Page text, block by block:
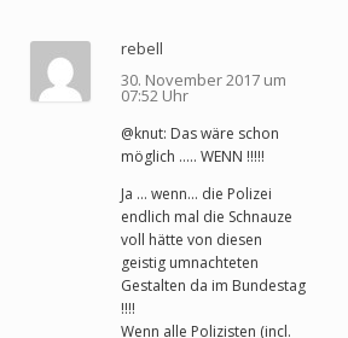
rebell
30. November 2017 um
07:52 Uhr
@knut: Das wäre schon
möglich ….. WENN !!!!!
Ja … wenn… die Polizei
endlich mal die Schnauze
voll hätte von diesen
geistig umnachteten
Gestalten da im Bundestag
!!!!
Wenn alle Polizisten (incl.